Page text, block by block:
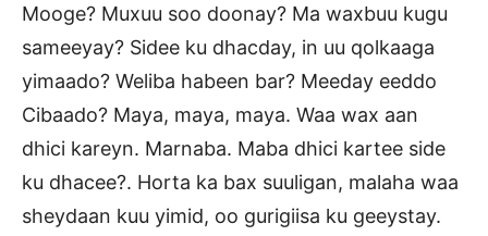
Mooge? Muxuu soo doonay? Ma waxbuu kugu
sameeyay? Sidee ku dhacday, in uu qolkaaga
yimaado? Weliba habeen bar? Meeday eeddo
Cibaado? Maya, maya, maya. Waa wax aan
dhici kareyn. Marnaba. Maba dhici kartee side
ku dhacee?. Horta ka bax suuligan, malaha waa
sheydaan kuu yimid, oo gurigiisa ku geeystay.